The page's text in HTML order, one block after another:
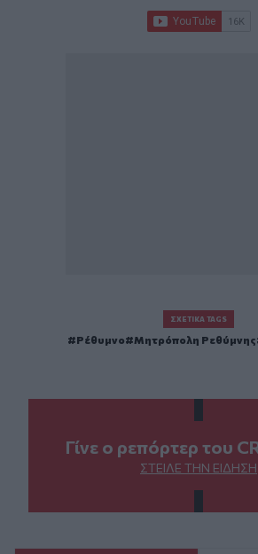
ΣΧΕΤΙΚΆ TAGS
Ρέθυμνο Μητρόπολη Ρεθύμνης
Γίνε ο ρεπόρτερ του
ΣΤΕΊΛΕ ΤΗΝ ΕΊΔΗΣΗ